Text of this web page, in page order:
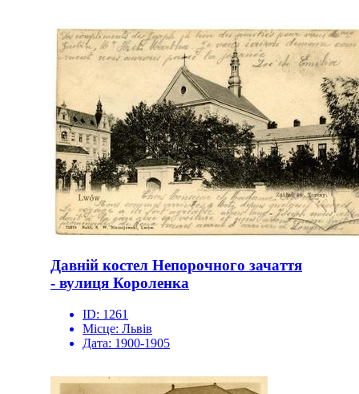
Давній костел Непорочного зачаття
- вулиця Короленка
ID: 1261
Місце: Львів
Дата: 1900-1905